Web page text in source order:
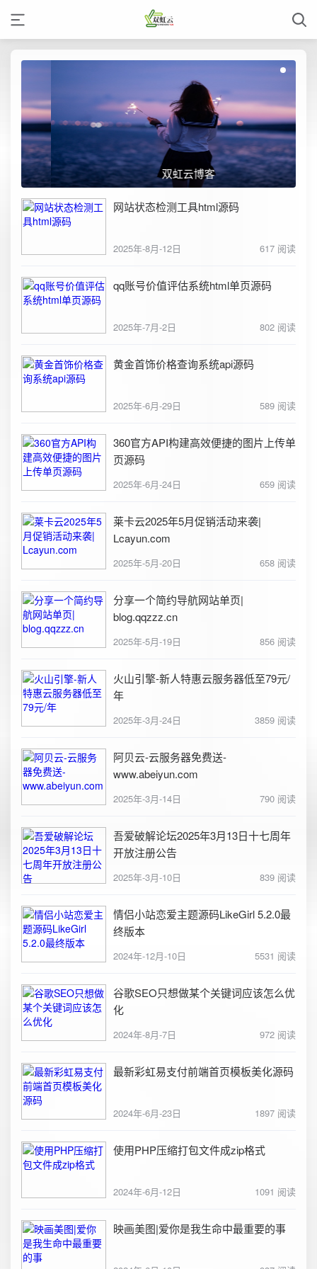
双虹云博客
网站状态检测工具html源码
2025年-8月-12日 617 阅读
qq账号价值评估系统html单页源码
2025年-7月-2日 802 阅读
黄金首饰价格查询系统api源码
2025年-6月-29日 589 阅读
360官方API构建高效便捷的图片上传单
页源码
2025年-6月-24日 659 阅读
莱卡云2025年5月促销活动来袭|
Lcayun.com
2025年-5月-20日 658 阅读
分享一个简约导航网站单页|
blog.qqzzz.cn
2025年-5月-19日 856 阅读
火山引擎-新人特惠云服务器低至79元/
年
2025年-3月-24日 3859 阅读
阿贝云-云服务器免费送-
www.abeiyun.com
2025年-3月-14日 790 阅读
吾爱破解论坛2025年3月13日十七周年
开放注册公告
2025年-3月-10日 839 阅读
情侣小站恋爱主题源码LikeGirl 5.2.0最
终版本
2024年-12月-10日 5531 阅读
谷歌SEO只想做某个关键词应该怎么优
化
2024年-8月-7日 972 阅读
最新彩虹易支付前端首页模板美化源码
2024年-6月-23日 1897 阅读
使用PHP压缩打包文件成zip格式
2024年-6月-12日 1091 阅读
映画美图|爱你是我生命中最重要的事